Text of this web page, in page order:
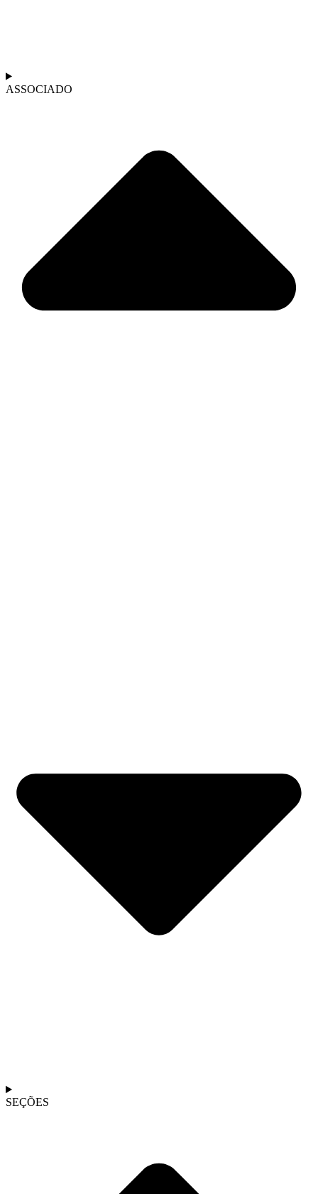
ASSOCIADO
SEÇÕES